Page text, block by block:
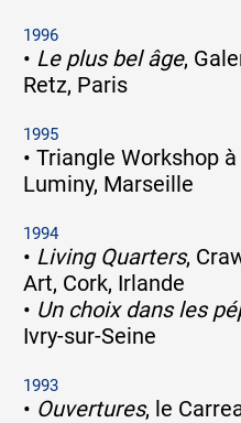
1996
• Le plus bel âge,
Retz, Paris
1995
• Triangle Workshop
Luminy, Marseille
1994
• Living Quarters,
Art, Cork, Irlande
• Un choix dans les
Ivry-sur-Seine
1993
• Ouvertures, le